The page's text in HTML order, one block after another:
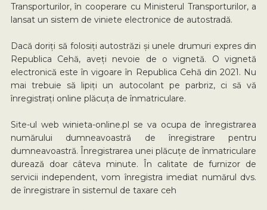
Transporturilor, în cooperare cu Ministerul Transporturilor, a
lansat un sistem de viniete electronice de autostradă.
Dacă doriți să folosiți autostrăzi și unele drumuri expres din
Republica Cehă, aveți nevoie de o vignetă. O vignetă
electronică este în vigoare în Republica Cehă din 2021. Nu
mai trebuie să lipiți un autocolant pe parbriz, ci să vă
înregistrați online plăcuța de înmatriculare.
Site-ul web winieta-online.pl se va ocupa de înregistrarea
numărului dumneavoastră de înregistrare pentru
dumneavoastră. Înregistrarea unei plăcuțe de înmatriculare
durează doar câteva minute. În calitate de furnizor de
servicii independent, vom înregistra imediat numărul dvs.
de înregistrare în sistemul de taxare ceh